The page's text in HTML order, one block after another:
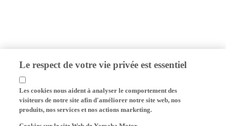
Le respect de votre vie privée est essentiel
Les cookies nous aident à analyser le comportement des
visiteurs de notre site afin d'améliorer notre site web, nos
produits, nos services et nos actions marketing.
Cookies sur le site Web de Yamaha Motor